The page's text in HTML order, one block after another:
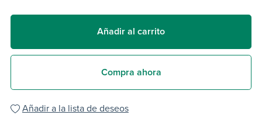
Añadir al carrito
Compra ahora
Añadir a la lista de deseos